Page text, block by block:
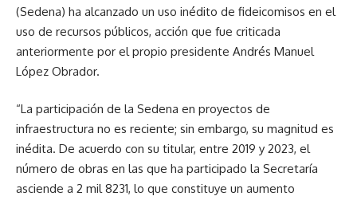
(Sedena) ha alcanzado un uso inédito de fideicomisos en el
uso de recursos públicos, acción que fue criticada
anteriormente por el propio presidente Andrés Manuel
López Obrador.
“La participación de la Sedena en proyectos de
infraestructura no es reciente; sin embargo, su magnitud es
inédita. De acuerdo con su titular, entre 2019 y 2023, el
número de obras en las que ha participado la Secretaría
asciende a 2 mil 8231, lo que constituye un aumento